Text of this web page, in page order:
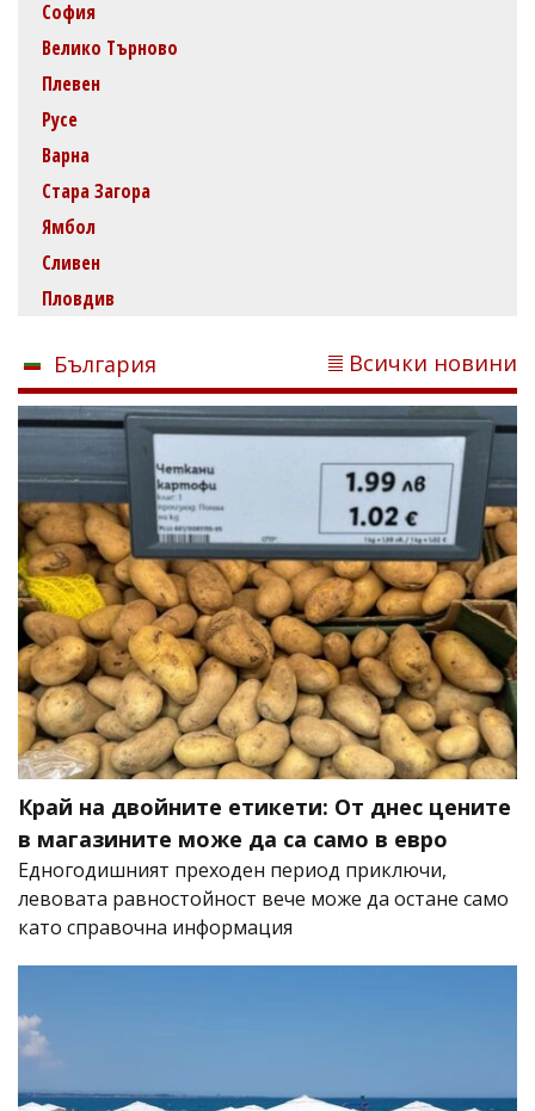
София
Велико Търново
Плевен
Русе
Варна
Стара Загора
Ямбол
Сливен
Пловдив
България Всички новини
Край на двойните етикети: От днес цените
в магазините може да са само в евро
Едногодишният преходен период приключи,
левовата равностойност вече може да остане само
като справочна информация